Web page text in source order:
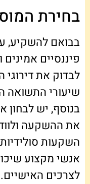
בחירת
בבואם להשקיע,
פיננסיים אמינים
לבדוק את
שיעורי התשואה
בנוסף, יש לבחון
את ההשקעה
השקעות
אנשי מקצוע
לצרכים האישיים.